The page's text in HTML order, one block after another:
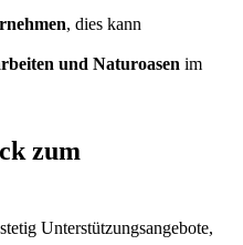
, dies kann
und Naturoasen im
zum
Unterstützungsangebote,